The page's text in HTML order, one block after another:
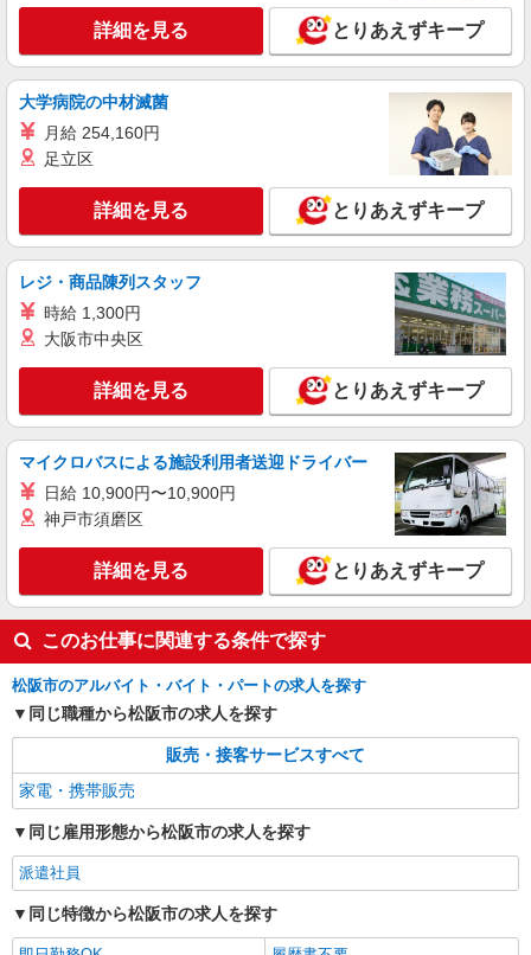
残業代支給 ★交通費別途支給（規定あり） ゜
+゜・。○。・゜+゜・。○。・゜+゜ 入社祝い金10
万円支給(規定有) お友達を紹介頂くと, インセンテ
ィブ支給(規定有) ★月2回払い・週払い可能（規程
有）★ ゜・。○。・゜+゜・。○。・゜+゜
三重県松阪市のsoftbankショップ
キープ 詳細を見る
紹介予定派遣
株式会社シエロ
人気機種に詳しくなれる携帯販売【docomo】
時給1500円〜1800円（経験・能力による） ※
残業代支給 ★交通費別途支給（規定あり） ゜
+゜・。○。・゜+゜・。○。・゜+゜ 入社祝い金10
万円支給(規定有) お友達を紹介頂くと, インセンテ
有）★ ゜・。○。・゜+゜・。○。・゜+゜
三重県松阪市の家電量販店
キープ 詳細を見る
携帯販売スタッフ【softbank】
時給1600円〜 ※別途インセンティブ、職能評
価制度あり ※残業代支給 ★交通費別途支給（規定
インセンティブ支給(規定有) ★月2回払い・週払い
可能（規程有）★ ゜・。○。・゜+゜・。○。・゜
+゜
キープ 詳細を見る
詳細を見る とりあえずキープ
大学病院の中材滅菌
月給 254,160円
足立区
詳細を見る とりあえずキープ
レジ・商品陳列スタッフ
時給 1,300円
大阪市中央区
詳細を見る とりあえずキープ
マイクロバスによる施設利用者送迎ドライバー
日給 10,900円〜10,900円
神戸市須磨区
詳細を見る とりあえずキープ
このお仕事に関連する条件で探す
松阪市のアルバイト・バイト・パートの求人を探す
同じ職種から松阪市の求人を探す
販売・接客サービスすべて
家電・携帯販売
同じ雇用形態から松阪市の求人を探す
派遣社員
同じ特徴から松阪市の求人を探す